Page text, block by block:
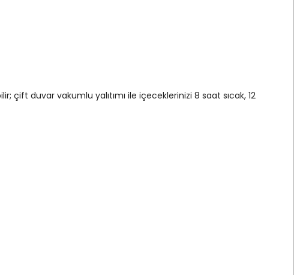
çift duvar vakumlu yalıtımı ile içeceklerinizi 8 saat sıcak, 12